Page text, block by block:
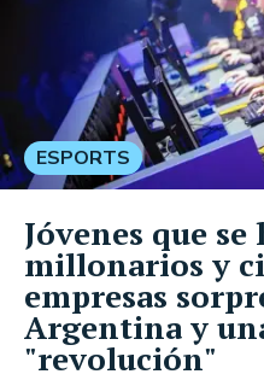
ESPORTS
Jóvenes que se
millonarios y
empresas
Argentina y
"revolución"